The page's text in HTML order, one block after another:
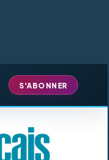
S'ABONNER